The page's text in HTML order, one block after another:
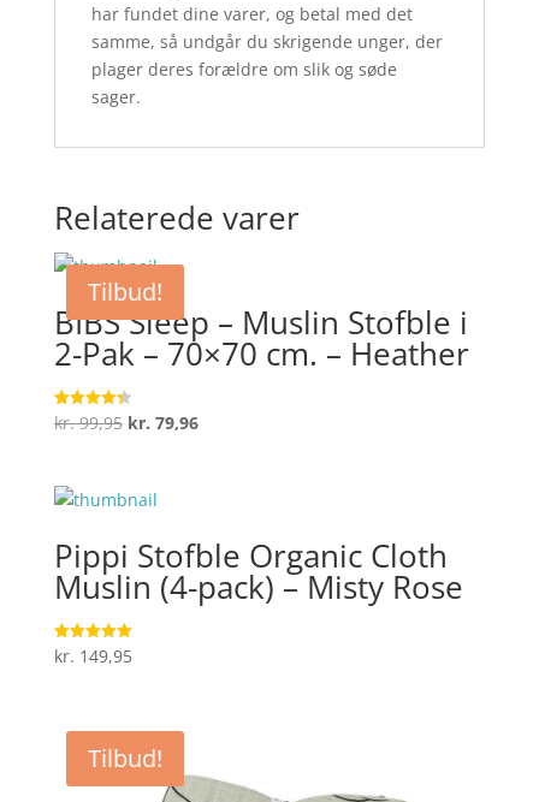
har fundet dine varer, og betal med det
samme, så undgår du skrigende unger, der
plager deres forældre om slik og søde
sager.
Relaterede varer
Tilbud!
BIBS Sleep – Muslin Stofble i
2-Pak – 70×70 cm. – Heather
Vurderet
4.3
kr.99,95 Den
var:
kr. 79,96Den
Pippi Stofble Organic Cloth
Muslin (4-pack) – Misty Rose
Vurderet
5
kr. 149,95
Tilbud!